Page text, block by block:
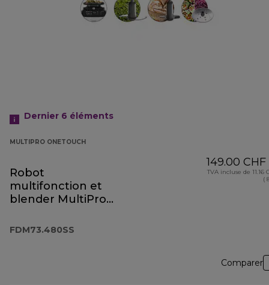
Dernier 6 éléments
MULTIPRO ONETOUCH
Robot
multifonction et
blender MultiPro
FDM73.480SS
FDM73.480SS
149.00 CHF
TVA incluse de 11.16
(
Comparer